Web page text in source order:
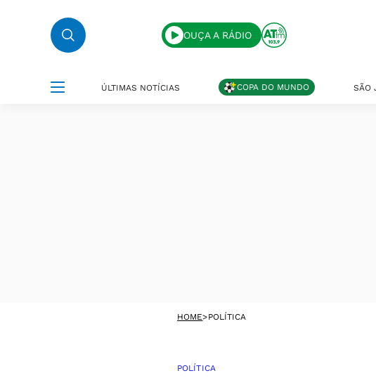
OUÇA A RÁDIO
ÚLTIMAS NOTÍCIAS COPA DO MUNDO SÃO
HOME>POLÍTICA
POLÍTICA